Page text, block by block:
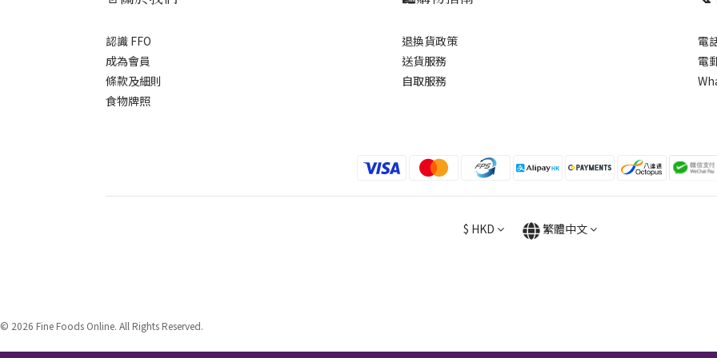
認識 FFO
成為會員
條款及細則
食物牌照
退換貨政策
送貨服務
自取服務
電
電
$ HKD 繁體中文
© 2026 Fine Foods Online. All Rights Reserved.